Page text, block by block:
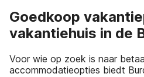
Goedkoop
vakantiehuis in de
Voor wie op zoek is naar
accommodatieopties biedt